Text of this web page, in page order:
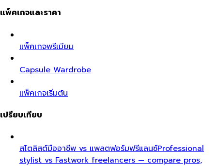
แพ็คเกจและราคา
แพ็คเกจพรีเมียม
Capsule Wardrobe
แพ็คเกจเริ่มต้น
เปรียบเทียบ
สไตลิสต์มืออาชีพ vs แพลตฟอร์มฟรีแลนซ์Professional
stylist vs Fastwork freelancers — compare pros,